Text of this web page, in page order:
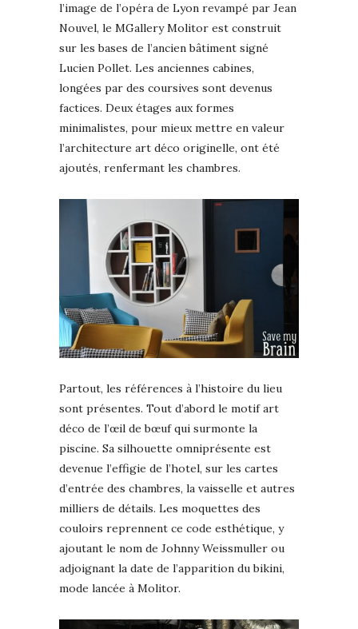
l’image de l’opéra de Lyon revampé par Jean
Nouvel, le MGallery Molitor est construit
sur les bases de l’ancien bâtiment signé
Lucien Pollet. Les anciennes cabines,
longées par des coursives sont devenus
factices. Deux étages aux formes
minimalistes, pour mieux mettre en valeur
l’architecture art déco originelle, ont été
ajoutés, renfermant les chambres.
Partout, les références à l’histoire du lieu
sont présentes. Tout d’abord le motif art
déco de l’œil de bœuf qui surmonte la
piscine. Sa silhouette omniprésente est
devenue l’effigie de l’hotel, sur les cartes
d’entrée des chambres, la vaisselle et autres
milliers de détails. Les moquettes des
couloirs reprennent ce code esthétique, y
ajoutant le nom de Johnny Weissmuller ou
adjoignant la date de l’apparition du bikini,
mode lancée à Molitor.